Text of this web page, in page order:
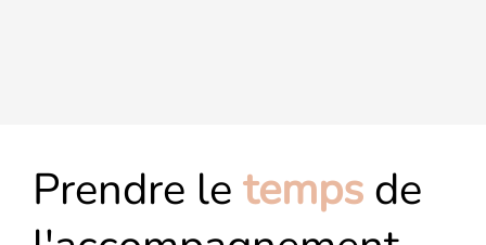
Prendre letemps de